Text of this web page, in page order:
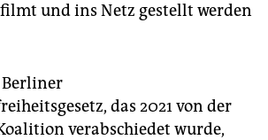
und ins Netz gestellt werden
das 2021 von der
verabschiedet wurde,